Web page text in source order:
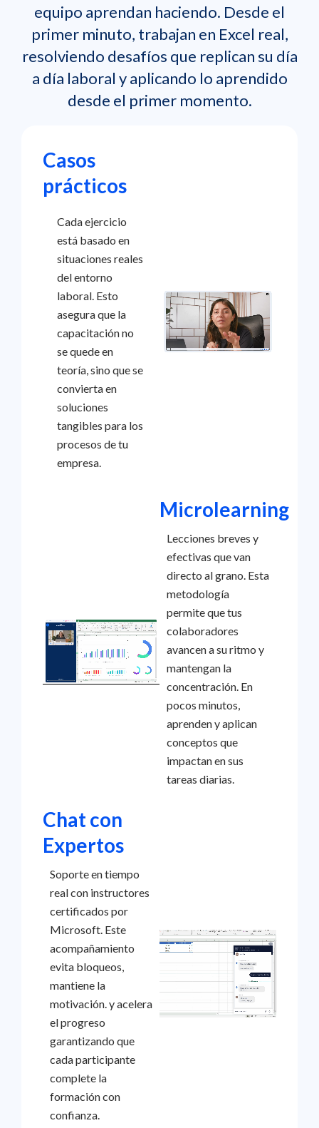
equipo aprendan haciendo. Desde el
primer minuto, trabajan en Excel real,
resolviendo desafíos que replican su día
a día laboral y aplicando lo aprendido
desde el primer momento.
Casos
prácticos
Cada ejercicio
está basado en
situaciones reales
del entorno
laboral. Esto
asegura que la
capacitación no
se quede en
teoría, sino que se
convierta en
soluciones
tangibles para los
procesos de tu
empresa.
Microlearning​
Lecciones breves y
efectivas que van
directo al grano. Esta
metodología
permite que tus
colaboradores
avancen a su ritmo y
mantengan la
concentración. En
pocos minutos,
aprenden y aplican
conceptos que
impactan en sus
tareas diarias.
Chat con
Expertos
Soporte en tiempo
real con instructores
certificados por
Microsoft. Este
acompañamiento
evita bloqueos,
mantiene la
motivación. y acelera
el progreso
garantizando que
cada participante
complete la
formación con
confianza.